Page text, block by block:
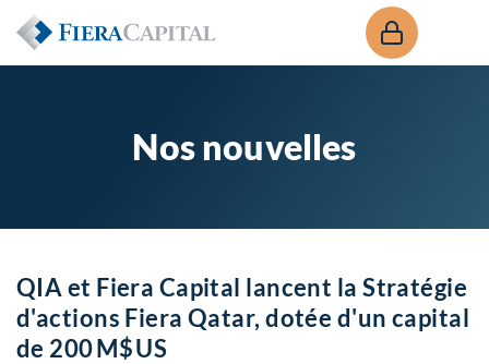
Nos nouvelles
QIA et Fiera Capital lancent la Stratégie
d'actions Fiera Qatar, dotée d'un capital
de 200 M$ US